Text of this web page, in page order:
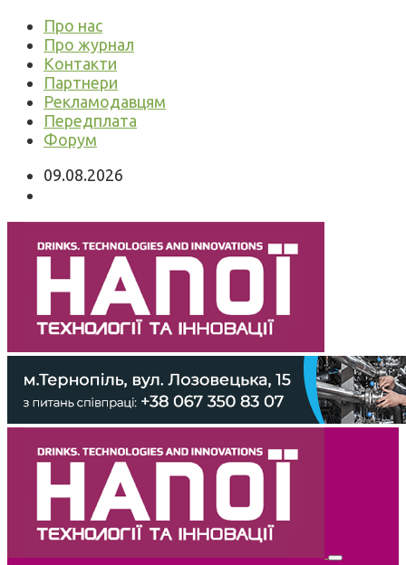
Про нас
Про журнал
Контакти
Партнери
Рекламодавцям
Передплата
Форум
09.08.2026